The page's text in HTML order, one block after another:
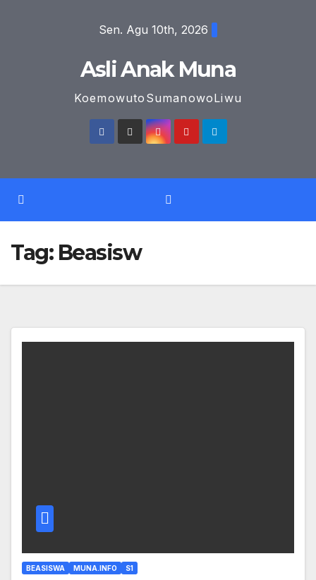
Sen. Agu 10th, 2026
Asli Anak Muna
KoemowutoSumanowoLiwu
Tag: Beasisw
BEASISWA MUNA.INFO S1